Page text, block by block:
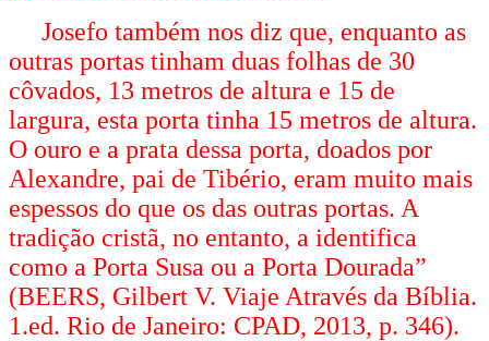
Josefo também nos diz que, enquanto as
outras portas tinham duas folhas de 30
côvados, 13 metros de altura e 15 de
largura, esta porta tinha 15 metros de altura.
O ouro e a prata dessa porta, doados por
Alexandre, pai de Tibério, eram muito mais
espessos do que os das outras portas. A
tradição cristã, no entanto, a identifica
como a Porta Susa ou a Porta Dourada”
(BEERS, Gilbert V. Viaje Através da Bíblia.
1.ed. Rio de Janeiro: CPAD, 2013, p. 346).